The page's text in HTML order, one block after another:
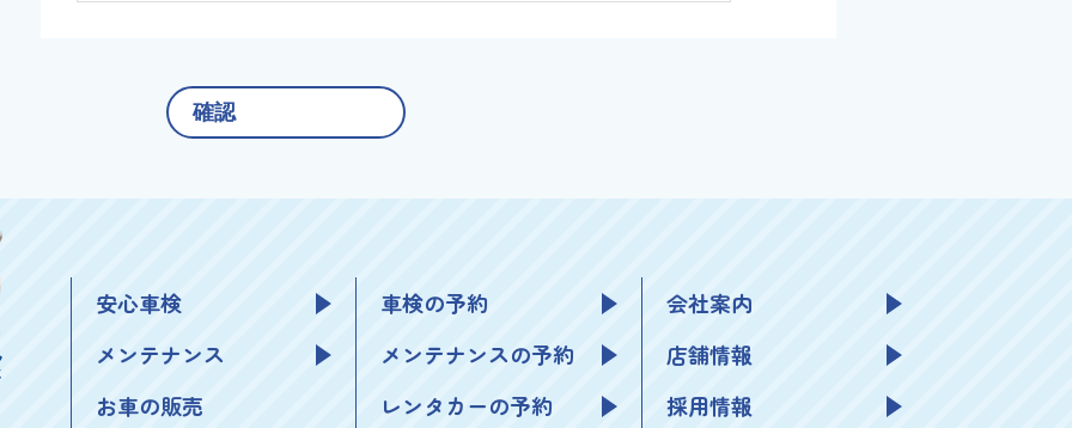
安心車検
メンテナンス
お車の販売
車検の予約
メンテナンスの予約
レンタカーの予約
会社案内
店舗情報
採用情報